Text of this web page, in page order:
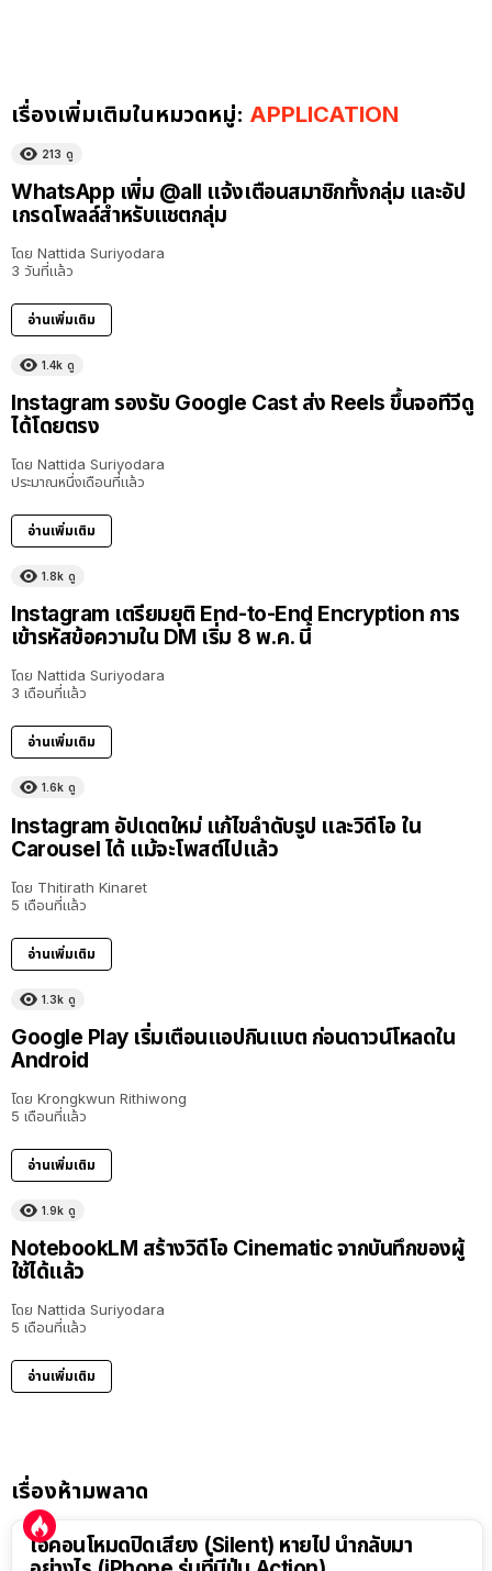
เรื่องเพิ่มเติมในหมวดหมู่: APPLICATION
213 ดู
WhatsApp เพิ่ม @all แจ้งเตือนสมาชิกทั้งกลุ่ม และอัป
เกรดโพลล์สำหรับแชตกลุ่ม
โดย Nattida Suriyodara
3 วันที่แล้ว
อ่านเพิ่มเติม
1.4k ดู
Instagram รองรับ Google Cast ส่ง Reels ขึ้นจอทีวีดู
ได้โดยตรง
โดย Nattida Suriyodara
ประมาณหนึ่งเดือนที่แล้ว
อ่านเพิ่มเติม
1.8k ดู
Instagram เตรียมยุติ End-to-End Encryption การ
เข้ารหัสข้อความใน DM เริ่ม 8 พ.ค. นี้
โดย Nattida Suriyodara
3 เดือนที่แล้ว
อ่านเพิ่มเติม
1.6k ดู
Instagram อัปเดตใหม่ แก้ไขลำดับรูป และวิดีโอ ใน
Carousel ได้ แม้จะโพสต์ไปแล้ว
โดย Thitirath Kinaret
5 เดือนที่แล้ว
อ่านเพิ่มเติม
1.3k ดู
Google Play เริ่มเตือนแอปกินแบต ก่อนดาวน์โหลดใน
Android
โดย Krongkwun Rithiwong
5 เดือนที่แล้ว
อ่านเพิ่มเติม
1.9k ดู
NotebookLM สร้างวิดีโอ Cinematic จากบันทึกของผู้
ใช้ได้แล้ว
โดย Nattida Suriyodara
5 เดือนที่แล้ว
อ่านเพิ่มเติม
เรื่องห้ามพลาด
ไอคอนโหมดปิดเสียง (Silent) หายไป นำกลับมา